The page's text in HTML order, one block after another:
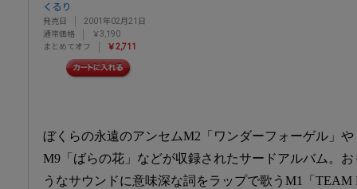
くるり
発売日
2001年02月21日
通常価格
￥3,190
まとめてオフ
￥2,711
ぼくらの永遠のアンセムM2「ワンダーフォーゲル」
M9「ばらの花」などが収録されたサードアルバム。
うなサウンドに意味深な詞をラップで歌うM1「